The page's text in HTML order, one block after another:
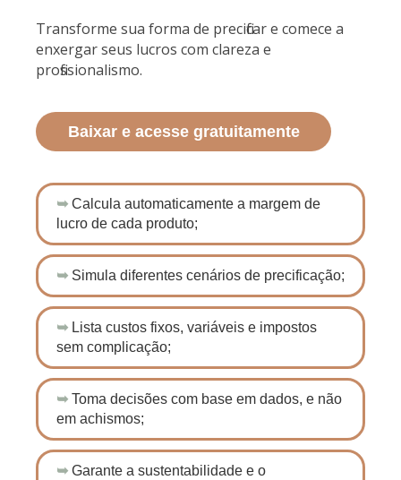
Transforme sua forma de precificar e comece a
enxergar seus lucros com clareza e
profissionalismo.
Baixar e acesse gratuitamente
➥ Calcula automaticamente a margem de
lucro de cada produto;
➥ Simula diferentes cenários de precificação;
➥ Lista custos fixos, variáveis e impostos
sem complicação;
➥ Toma decisões com base em dados, e não
em achismos;
➥ Garante a sustentabilidade e o